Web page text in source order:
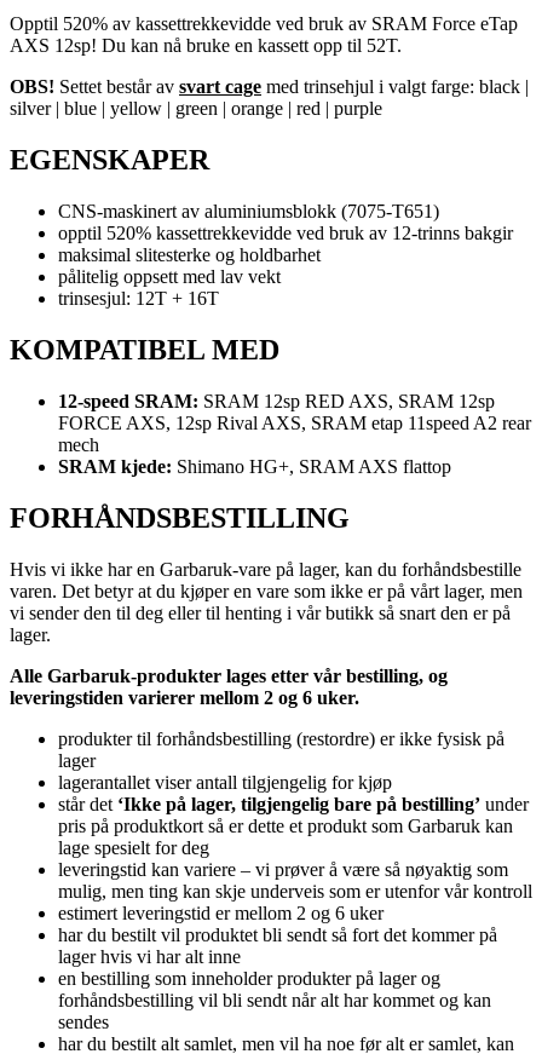
antall
Opptil 520% av kassettrekkevidde ved bruk av SRAM Force eTap
AXS 12sp! Du kan nå bruke en kassett opp til 52T.
OBS! Settet består av svart cage med trinsehjul i valgt farge: black |
silver | blue | yellow | green | orange | red | purple
EGENSKAPER
CNS-maskinert av aluminiumsblokk (7075-T651)
opptil 520% kassettrekkevidde ved bruk av 12-trinns bakgir
maksimal slitesterke og holdbarhet
pålitelig oppsett med lav vekt
trinsesjul: 12T + 16T
KOMPATIBEL MED
12-speed SRAM: SRAM 12sp RED AXS, SRAM 12sp
FORCE AXS, 12sp Rival AXS, SRAM etap 11speed A2 rear
mech
SRAM kjede: Shimano HG+, SRAM AXS flattop
FORHÅNDSBESTILLING
Hvis vi ikke har en Garbaruk-vare på lager, kan du forhåndsbestille
varen. Det betyr at du kjøper en vare som ikke er på vårt lager, men
vi sender den til deg eller til henting i vår butikk så snart den er på
lager.
Alle Garbaruk-produkter lages etter vår bestilling, og
leveringstiden varierer mellom 2 og 6 uker.
produkter til forhåndsbestilling (restordre) er ikke fysisk på
lager
lagerantallet viser antall tilgjengelig for kjøp
står det ‘Ikke på lager, tilgjengelig bare på bestilling’ under
pris på produktkort så er dette et produkt som Garbaruk kan
lage spesielt for deg
leveringstid kan variere – vi prøver å være så nøyaktig som
mulig, men ting kan skje underveis som er utenfor vår kontroll
estimert leveringstid er mellom 2 og 6 uker
har du bestilt vil produktet bli sendt så fort det kommer på
lager hvis vi har alt inne
en bestilling som inneholder produkter på lager og
forhåndsbestilling vil bli sendt når alt har kommet og kan
sendes
har du bestilt alt samlet, men vil ha noe før alt er samlet, kan